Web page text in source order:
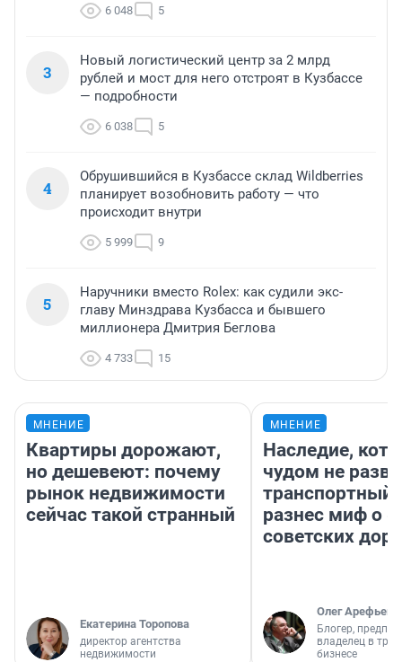
6 048 5
3
Новый логистический центр за 2 млрд
рублей и мост для него отстроят в Кузбассе
— подробности
6 038 5
4
Обрушившийся в Кузбассе склад Wildberries
планирует возобновить работу — что
происходит внутри
5 999 9
5
Наручники вместо Rolex: как судили экс-
главу Минздрава Кузбасса и бывшего
миллионера Дмитрия Беглова
4 733 15
МНЕНИЕ
Квартиры дорожают,
но дешевеют: почему
рынок недвижимости
сейчас такой странный
Екатерина Торопова
директор агентства
недвижимости
МНЕНИЕ
Наследие,
чудом не
транспортный
разнес миф о
советских
Олег Арефьев
Блогер,
владелец в
бизнесе